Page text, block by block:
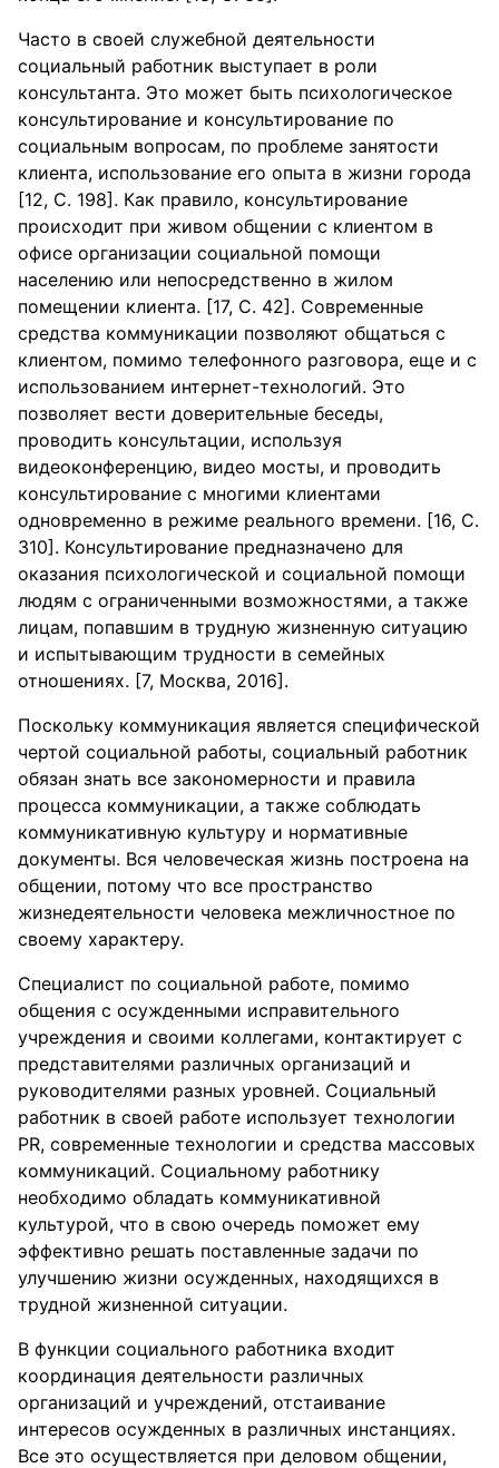
Часто в своей служебной деятельности
социальный работник выступает в роли
консультанта. Это может быть психологическое
консультирование и консультирование по
социальным вопросам, по проблеме занятости
клиента, использование его опыта в жизни города
[12, С. 198]. Как правило, консультирование
происходит при живом общении с клиентом в
офисе организации социальной помощи
населению или непосредственно в жилом
помещении клиента. [17, С. 42]. Современные
средства коммуникации позволяют общаться с
клиентом, помимо телефонного разговора, еще и с
использованием интернет-технологий. Это
позволяет вести доверительные беседы,
проводить консультации, используя
видеоконференцию, видео мосты, и проводить
консультирование с многими клиентами
одновременно в режиме реального времени. [16, С.
310]. Консультирование предназначено для
оказания психологической и социальной помощи
людям с ограниченными возможностями, а также
лицам, попавшим в трудную жизненную ситуацию
и испытывающим трудности в семейных
отношениях. [7, Москва, 2016].
Поскольку коммуникация является специфической
чертой социальной работы, социальный работник
обязан знать все закономерности и правила
процесса коммуникации, а также соблюдать
коммуникативную культуру и нормативные
документы. Вся человеческая жизнь построена на
общении, потому что все пространство
жизнедеятельности человека межличностное по
своему характеру.
Специалист по социальной работе, помимо
общения с осужденными исправительного
учреждения и своими коллегами, контактирует с
представителями различных организаций и
руководителями разных уровней. Социальный
работник в своей работе использует технологии
PR, современные технологии и средства массовых
коммуникаций. Социальному работнику
необходимо обладать коммуникативной
культурой, что в свою очередь поможет ему
эффективно решать поставленные задачи по
улучшению жизни осужденных, находящихся в
трудной жизненной ситуации.
В функции социального работника входит
координация деятельности различных
организаций и учреждений, отстаивание
интересов осужденных в различных инстанциях.
Все это осуществляется при деловом общении,